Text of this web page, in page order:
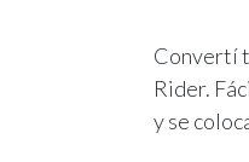
Convertí
Rider.
y se